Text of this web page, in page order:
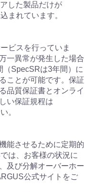
した製品だけが
まれています。
ビスを行っていま
一異常が発生した場合
（SpecSRは3年間）に
ことが可能です。保証
品質保証書とオンライ
い保証規程は
。
能させるために定期的
は、お客様の状況に
及び分解オーバーホー
公式サイトをご